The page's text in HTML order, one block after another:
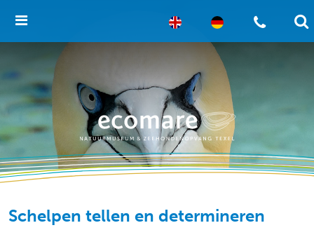
Schelpen tellen en determineren